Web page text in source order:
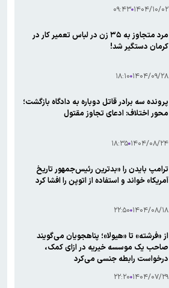
۱۴۰۴/۱۰/۰۲ ۰۹:۴۳
مرد متجاوز به ۳۵ زن در لباس تعمیر کار در
کرمان دستگیر شد!
۱۴۰۴/۰۹/۲۸ ۱۸:۱۰
پرونده سه برادر قاتل دوباره به دادگاه بازگشت؛
محور اختلاف: ادعای تجاوز مقتول
۱۴۰۴/۰۸/۲۴ ۱۸:۳۵
ترامپ بایدن را «بدترین رئیس‌جمهور تاریخ
آمریکا» خواند و استفاده از اتوپن را افشا کرد
۱۴۰۴/۰۸/۱۸ ۲۲:۵۰
از «فرشته» تا «هیولا»؛ پناهجویان می‌گویند
صاحب یک موسسه خیریه در ازای کمک،
درخواست رابطه جنسی می‌کرد
۱۴۰۴/۰۷/۲۹ ۲۲:۲۰